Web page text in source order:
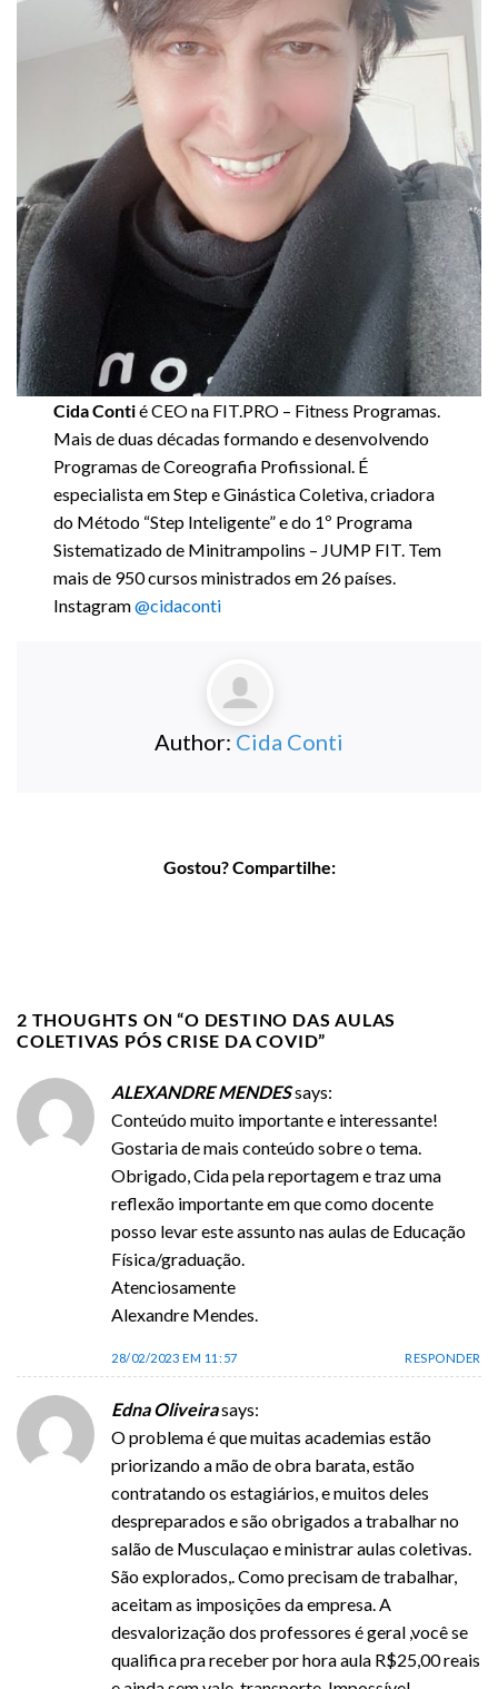
Cida Contié CEO na FIT.PRO – Fitness Programas.
Mais de duas décadas formando e desenvolvendo
Programas de Coreografia Profissional. É
especialista em Step e Ginástica Coletiva, criadora
do Método “Step Inteligente” e do 1º Programa
Sistematizado de Minitrampolins – JUMP FIT. Tem
mais de 950 cursos ministrados em 26 países.
Instagram@cidaconti
Author: Cida Conti
Gostou? Compartilhe:
2 THOUGHTS ON “O DESTINO DAS AULAS
COLETIVAS PÓS CRISE DA COVID”
ALEXANDRE MENDESsays:
Conteúdo muito importante e interessante!
Gostaria de mais conteúdo sobre o tema.
Obrigado, Cida pela reportagem e traz uma
reflexão importante em que como docente
posso levar este assunto nas aulas de Educação
Física/graduação.
Atenciosamente
Alexandre Mendes.
28/02/2023 EM 11:57 RESPONDER
Edna Oliveirasays:
O problema é que muitas academias estão
priorizando a mão de obra barata, estão
contratando os estagiários, e muitos deles
despreparados e são obrigados a trabalhar no
salão de Musculaçao e ministrar aulas coletivas.
São explorados,. Como precisam de trabalhar,
aceitam as imposições da empresa. A
desvalorização dos professores é geral ,você se
qualifica pra receber por hora aula R$25,00 reais